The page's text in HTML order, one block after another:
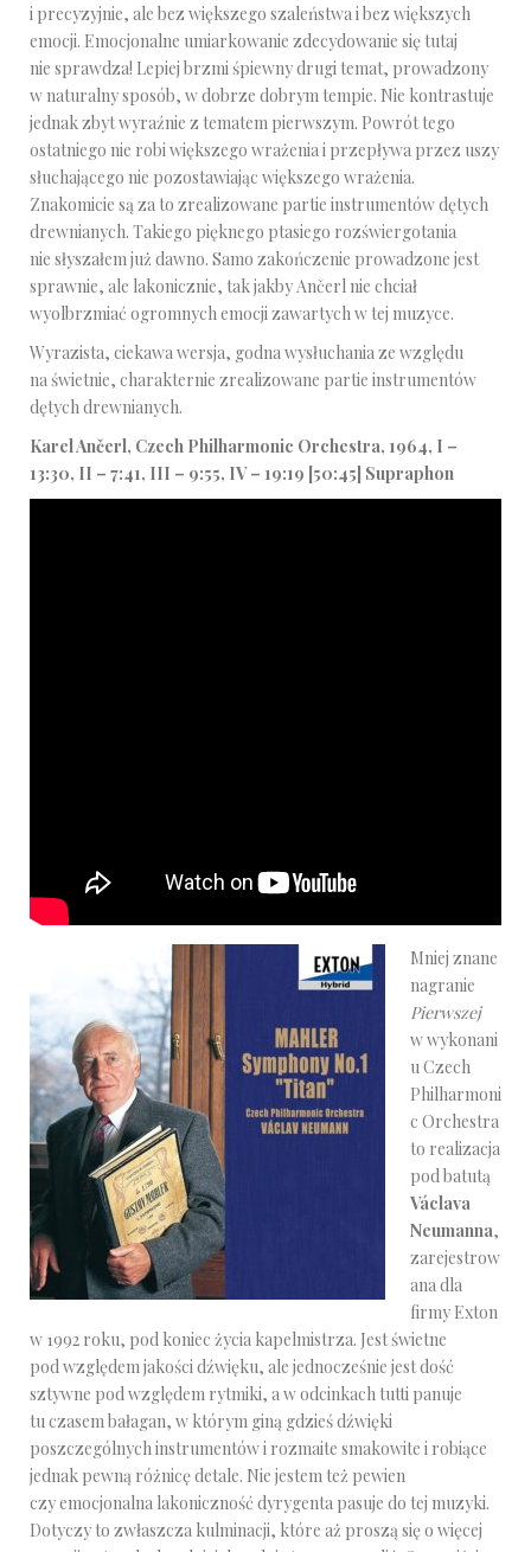
i precyzyjnie, ale bez większego szaleństwa i bez większych
emocji. Emocjonalne umiarkowanie zdecydowanie się tutaj
nie sprawdza! Lepiej brzmi śpiewny drugi temat, prowadzony
w naturalny sposób, w dobrze dobrym tempie. Nie kontrastuje
jednak zbyt wyraźnie z tematem pierwszym. Powrót tego
ostatniego nie robi większego wrażenia i przepływa przez uszy
słuchającego nie pozostawiając większego wrażenia.
Znakomicie są za to zrealizowane partie instrumentów dętych
drewnianych. Takiego pięknego ptasiego rozświergotania
nie słyszałem już dawno. Samo zakończenie prowadzone jest
sprawnie, ale lakonicznie, tak jakby Ančerl nie chciał
wyolbrzmiać ogromnych emocji zawartych w tej muzyce.
Wyrazista, ciekawa wersja, godna wysłuchania ze względu
na świetnie, charakternie zrealizowane partie instrumentów
dętych drewnianych.
Karel Ančerl, Czech Philharmonic Orchestra, 1964, I –
13:30, II – 7:41, III – 9:55, IV – 19:19 [50:45] Supraphon
Mniej znane
nagranie
Pierwszej
w wykonani
u Czech
Philharmoni
c Orchestra
to realizacja
pod batutą
Václava
Neumanna,
zarejestrow
ana dla
firmy Exton
w 1992 roku, pod koniec życia kapelmistrza. Jest świetne
pod względem jakości dźwięku, ale jednocześnie jest dość
sztywne pod względem rytmiki, a w odcinkach tutti panuje
tu czasem bałagan, w którym giną gdzieś dźwięki
poszczególnych instrumentów i rozmaite smakowite i robiące
jednak pewną różnicę detale. Nie jestem też pewien
czy emocjonalna lakoniczność dyrygenta pasuje do tej muzyki.
Dotyczy to zwłaszcza kulminacji, które aż proszą się o więcej